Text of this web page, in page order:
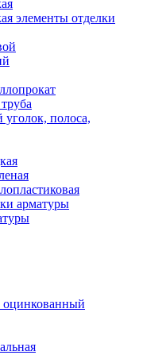
элементы отделки
полоса,
арматуры
оцинкованный